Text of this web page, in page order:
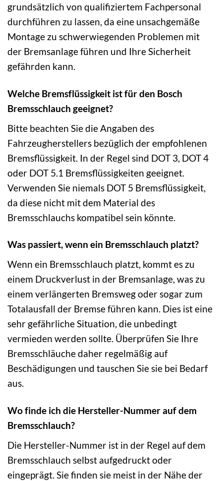
grundsätzlich von qualifiziertem Fachpersonal
durchführen zu lassen, da eine unsachgemäße
Montage zu schwerwiegenden Problemen mit
der Bremsanlage führen und Ihre Sicherheit
gefährden kann.
Welche Bremsflüssigkeit ist für den Bosch
Bremsschlauch geeignet?
Bitte beachten Sie die Angaben des
Fahrzeugherstellers bezüglich der empfohlenen
Bremsflüssigkeit. In der Regel sind DOT 3, DOT 4
oder DOT 5.1 Bremsflüssigkeiten geeignet.
Verwenden Sie niemals DOT 5 Bremsflüssigkeit,
da diese nicht mit dem Material des
Bremsschlauchs kompatibel sein könnte.
Was passiert, wenn ein Bremsschlauch platzt?
Wenn ein Bremsschlauch platzt, kommt es zu
einem Druckverlust in der Bremsanlage, was zu
einem verlängerten Bremsweg oder sogar zum
Totalausfall der Bremse führen kann. Dies ist eine
sehr gefährliche Situation, die unbedingt
vermieden werden sollte. Überprüfen Sie Ihre
Bremsschläuche daher regelmäßig auf
Beschädigungen und tauschen Sie sie bei Bedarf
aus.
Wo finde ich die Hersteller-Nummer auf dem
Bremsschlauch?
Die Hersteller-Nummer ist in der Regel auf dem
Bremsschlauch selbst aufgedruckt oder
eingeprägt. Sie finden sie meist in der Nähe der